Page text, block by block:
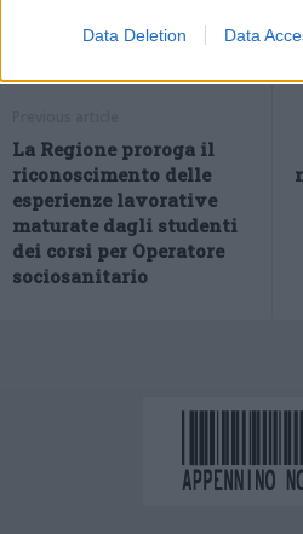
Data Deletion Data
La Regione proroga il
riconoscimento delle
esperienze lavorative
maturate dagli studenti
dei corsi per Operatore
sociosanitario